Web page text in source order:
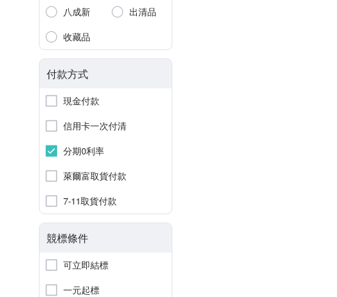
八成新
出清品
收藏品
付款方式
現金付款
信用卡一次付清
分期0利率
萊爾富取貨付款
7-11取貨付款
競標條件
可立即結標
一元起標